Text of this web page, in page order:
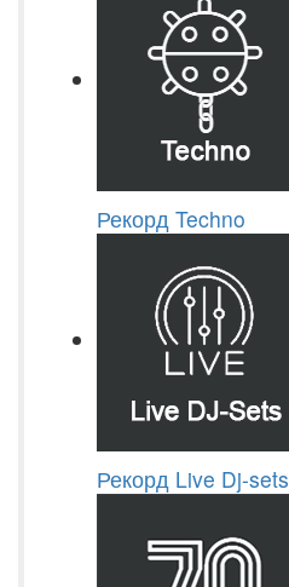
Рекорд Techno
Рекорд Live Dj-sets